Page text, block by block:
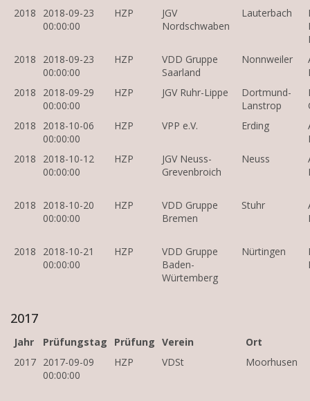
2018
2018-09-23
00:00:00
HZP
JGV
Nordschwaben
Lauterbach
2018
2018-09-23
00:00:00
HZP
VDD Gruppe
Saarland
Nonnweiler
2018
2018-09-29
00:00:00
HZP JGV Ruhr-Lippe
Dortmund-
Lanstrop
2018
2018-10-06
00:00:00
HZP VPP e.V. Erding
2018
2018-10-12
00:00:00
HZP
JGV Neuss-
Grevenbroich
Neuss
2018
2018-10-20
00:00:00
HZP
VDD Gruppe
Bremen
Stuhr
2018
2018-10-21
00:00:00
HZP
VDD Gruppe
Baden-
Würtemberg
Nürtingen
2017
Jahr Prüfungstag Prüfung Verein
Ort
2017 2017-09-09
00:00:00
HZP VDSt Moorhusen